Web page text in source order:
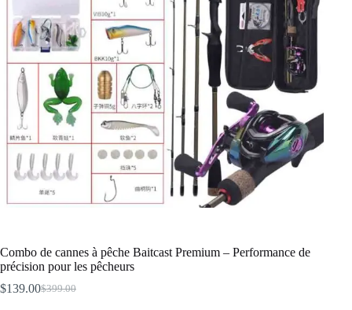
Combo de cannes à pêche Baitcast Premium – Performance de
précision pour les pêcheurs
$399.00
Le
$139.00Le